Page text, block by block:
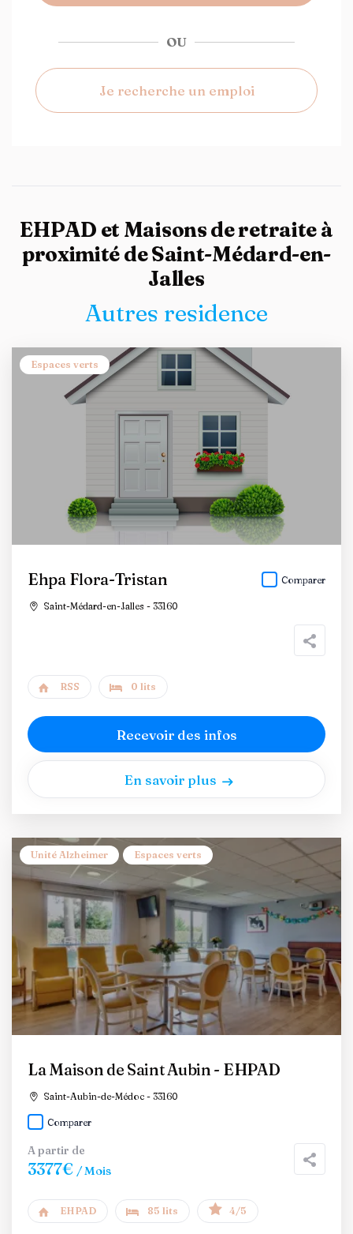
OU
Je recherche un emploi
EHPAD et Maisons de retraite à
proximité de Saint-Médard-en-
Jalles
Autres residence
Espaces verts
Ehpa Flora-Tristan
Saint-Médard-en-Jalles - 33160
Comparer
RSS 0 lits
Recevoir des infos
En savoir plus
Unité Alzheimer Espaces verts
La Maison de Saint Aubin - EHPAD
Saint-Aubin-de-Médoc - 33160
Comparer
A partir de
3377€ / Mois
EHPAD 85 lits 4/5